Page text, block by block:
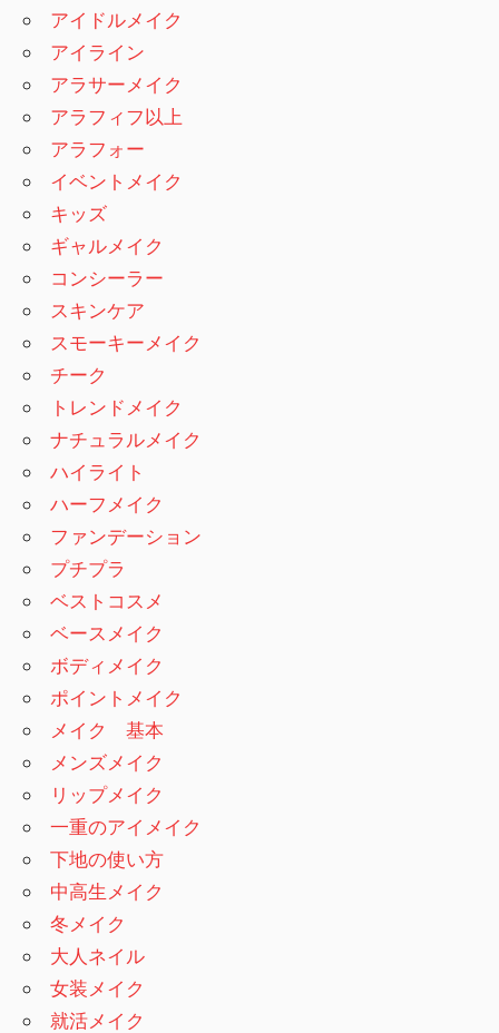
アイドルメイク
アイライン
アラサーメイク
アラフィフ以上
アラフォー
イベントメイク
キッズ
ギャルメイク
コンシーラー
スキンケア
スモーキーメイク
チーク
トレンドメイク
ナチュラルメイク
ハイライト
ハーフメイク
ファンデーション
プチプラ
ベストコスメ
ベースメイク
ボディメイク
ポイントメイク
メイク 基本
メンズメイク
リップメイク
一重のアイメイク
下地の使い方
中高生メイク
冬メイク
大人ネイル
女装メイク
就活メイク